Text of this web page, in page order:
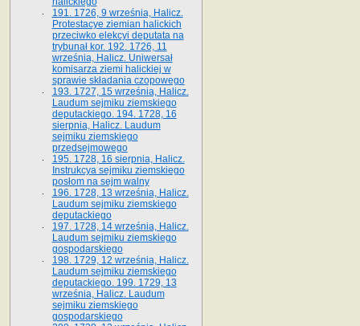
191. 1726, 9 września, Halicz.
Protestacye ziemian halickich
przeciwko elekcyi deputata na
trybunał kor. 192. 1726, 11
września, Halicz. Uniwersał
komisarza ziemi halickiej w
sprawie składania czopowego
193. 1727, 15 września, Halicz.
Laudum sejmiku ziemskiego
deputackiego. 194. 1728, 16
sierpnia, Halicz. Laudum
sejmiku ziemskiego
przedsejmowego
195. 1728, 16 sierpnia, Halicz.
Instrukcya sejmiku ziemskiego
posłom na sejm walny
196. 1728, 13 września, Halicz.
Laudum sejmiku ziemskiego
deputackiego
197. 1728, 14 września, Halicz.
Laudum sejmiku ziemskiego
gospodarskiego
198. 1729, 12 września, Halicz.
Laudum sejmiku ziemskiego
deputackiego. 199. 1729, 13
września, Halicz. Laudum
sejmiku ziemskiego
gospodarskiego